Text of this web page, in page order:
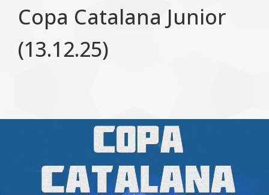
Copa Catalana Junior
(13.12.25)